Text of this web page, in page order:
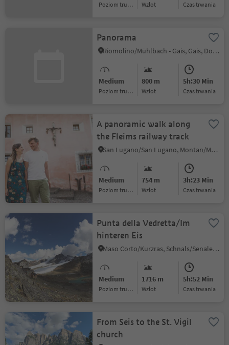
Poziom trudności Wzlot czas trwania
Panorama
Riomolino/Mühlbach - Gais, Gais, Dolomites Region Kronplatz/Plan de Corones
Medium
Poziom trudności
800 m
Wzlot
5h:30 Min
czas trwania
A panoramic walk along
the Fleims railway track
San Lugano/San Lugano, Montan/Montagna, Alto Adige Wine Road
Medium
Poziom trudności
754 m
Wzlot
3h:23 Min
czas trwania
Punta della Vedretta/Im
hinteren Eis
Maso Corto/Kurzras, Schnals/Senales, Vinschgau/Val Venosta
Medium
Poziom trudności
1716 m
Wzlot
5h:52 Min
czas trwania
From Seis to the St. Vigil
church